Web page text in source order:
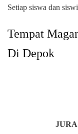
Setiap siswa dan
Tempat
Di Depok